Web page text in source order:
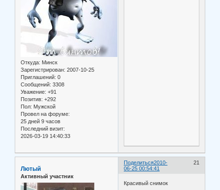
Откуда: Минск
Зарегистрирован: 2007-10-25
Приглашений: 0
Сообщений: 3308
Уважение: +91
Позитив: +292
Пол: Мужской
Провел на форуме:
25 дней 9 часов
Последний визит:
2026-03-19 14:40:33
Поделиться 21
2010-
06-25 00:54:41
Лютый
Активный участник
Красивый снимок